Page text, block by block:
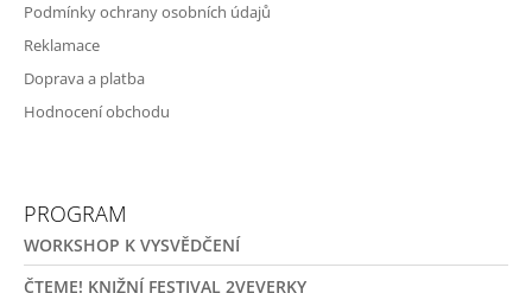
Podmínky ochrany osobních údajů
Reklamace
Doprava a platba
Hodnocení obchodu
PROGRAM
WORKSHOP K VYSVĚDČENÍ
ČTEME! KNIŽNÍ FESTIVAL 2VEVERKY